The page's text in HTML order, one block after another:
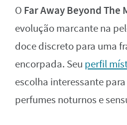
O Far Away Beyond The
evolução marcante na
doce discreto para uma
encorpada. Seu perfil
escolha interessante
perfumes noturnos e